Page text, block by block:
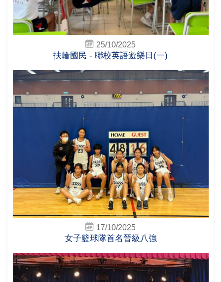
25/10/2025
扶輪國民 - 聯校英語遊樂日(一)
17/10/2025
女子籃球隊首名晉級八強